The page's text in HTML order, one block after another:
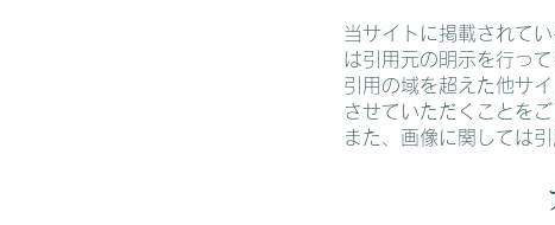
当サイトに掲載されて
は引用元の明示を行って
引用の域を超えた他サ
させていただくことをご
また、画像に関しては